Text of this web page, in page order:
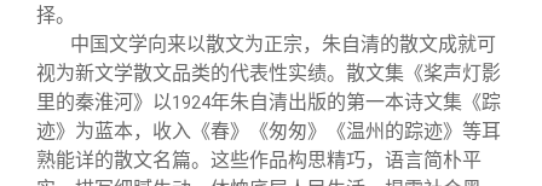
择。
中国文学向来以散文为正宗，朱自清的散文成就可
视为新文学散文品类的代表性实绩。散文集《桨声灯影
里的秦淮河》以1924年朱自清出版的第一本诗文集《踪
迹》为蓝本，收入《春》《匆匆》《温州的踪迹》等耳
熟能详的散文名篇。这些作品构思精巧，语言简朴平